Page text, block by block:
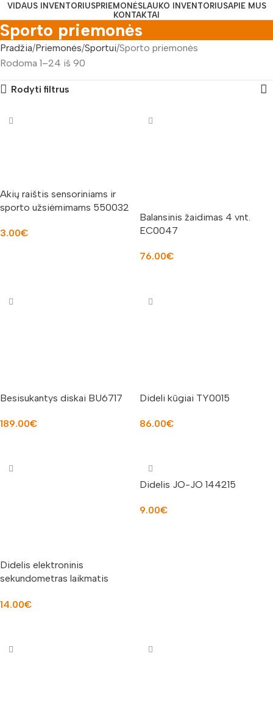
VIDAUS INVENTORIUSPRIEMONĖSLAUKO INVENTORIUSAPIE MUS
KONTAKTAI
Sporto priemonės
Pradžia Priemonės Sportui Sporto priemonės
Rodoma 1–24 iš 90
Rodyti filtrus
Akių raištis sensoriniams ir
sporto užsiėmimams 550032
3.00€
Balansinis žaidimas 4 vnt.
EC0047
76.00€
Besisukantys diskai BU6717
189.00€
Dideli kūgiai TY0015
86.00€
Didelis elektroninis
sekundometras laikmatis
14.00€
Didelis JO-JO 144215
9.00€